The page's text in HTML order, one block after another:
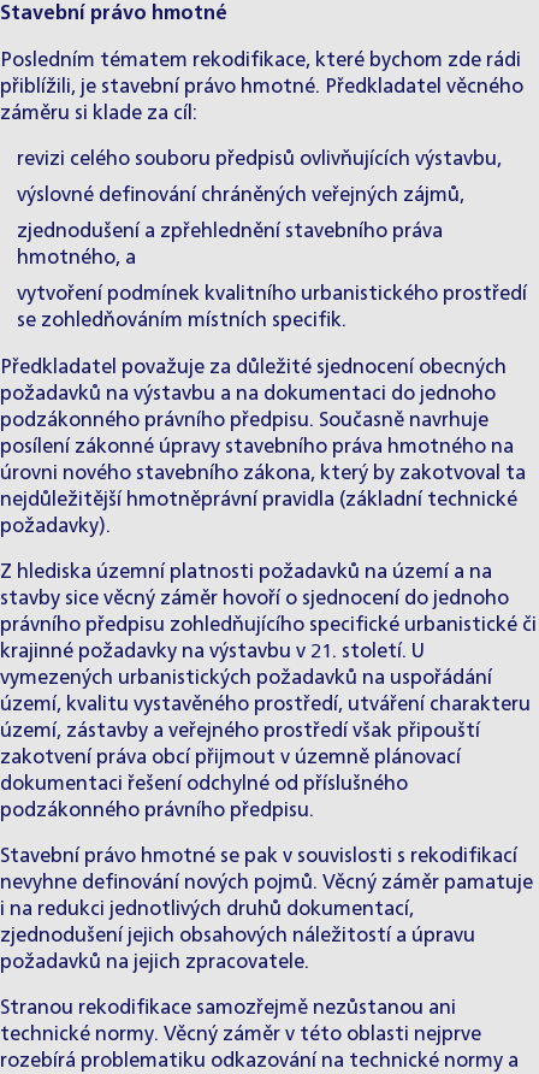
Stavební právo hmotné
Posledním tématem rekodifikace, které bychom zde rádi
přiblížili, je stavební právo hmotné. Předkladatel věcného
záměru si klade za cíl:
revizi celého souboru předpisů ovlivňujících výstavbu,
výslovné definování chráněných veřejných zájmů,
zjednodušení a zpřehlednění stavebního práva
hmotného, a
vytvoření podmínek kvalitního urbanistického prostředí
se zohledňováním místních specifik.
Předkladatel považuje za důležité sjednocení obecných
požadavků na výstavbu a na dokumentaci do jednoho
podzákonného právního předpisu. Současně navrhuje
posílení zákonné úpravy stavebního práva hmotného na
úrovni nového stavebního zákona, který by zakotvoval ta
nejdůležitější hmotněprávní pravidla (základní technické
požadavky).
Z hlediska územní platnosti požadavků na území a na
stavby sice věcný záměr hovoří o sjednocení do jednoho
právního předpisu zohledňujícího specifické urbanistické či
krajinné požadavky na výstavbu v 21. století. U
vymezených urbanistických požadavků na uspořádání
území, kvalitu vystavěného prostředí, utváření charakteru
území, zástavby a veřejného prostředí však připouští
zakotvení práva obcí přijmout v územně plánovací
dokumentaci řešení odchylné od příslušného
podzákonného právního předpisu.
Stavební právo hmotné se pak v souvislosti s rekodifikací
nevyhne definování nových pojmů. Věcný záměr pamatuje
i na redukci jednotlivých druhů dokumentací,
zjednodušení jejich obsahových náležitostí a úpravu
požadavků na jejich zpracovatele.
Stranou rekodifikace samozřejmě nezůstanou ani
technické normy. Věcný záměr v této oblasti nejprve
rozebírá problematiku odkazování na technické normy a